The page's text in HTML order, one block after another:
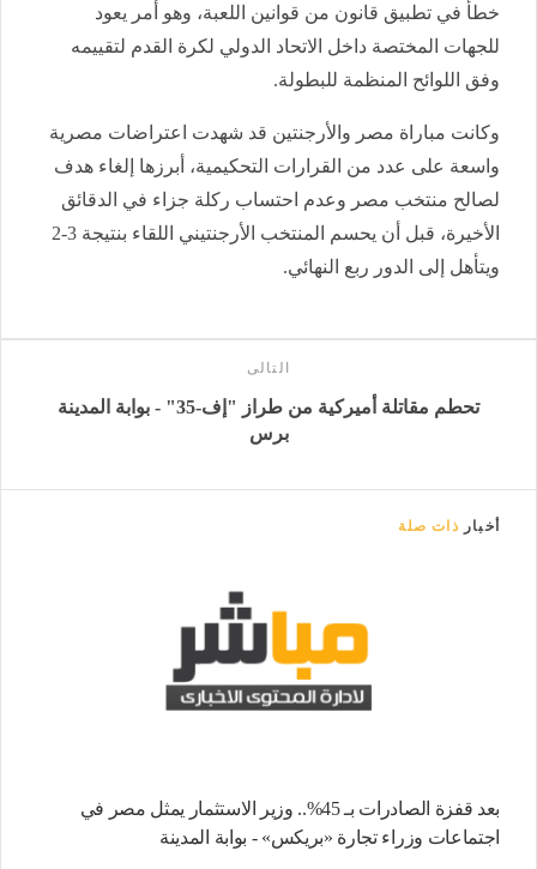
خطأ في تطبيق قانون من قوانين اللعبة، وهو أمر يعود
للجهات المختصة داخل الاتحاد الدولي لكرة القدم لتقييمه
وفق اللوائح المنظمة للبطولة.
وكانت مباراة مصر والأرجنتين قد شهدت اعتراضات مصرية
واسعة على عدد من القرارات التحكيمية، أبرزها إلغاء هدف
لصالح منتخب مصر وعدم احتساب ركلة جزاء في الدقائق
الأخيرة، قبل أن يحسم المنتخب الأرجنتيني اللقاء بنتيجة 3-2
ويتأهل إلى الدور ربع النهائي.
التالى
تحطم مقاتلة أميركية من طراز "إف-35" - بوابة المدينة
برس
أخبار ذات صلة
بعد قفزة الصادرات بـ 45%.. وزير الاستثمار يمثل مصر في
اجتماعات وزراء تجارة «بريكس» - بوابة المدينة